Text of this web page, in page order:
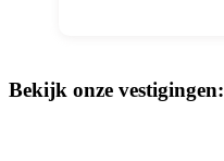
Bekijk onze vestigingen: